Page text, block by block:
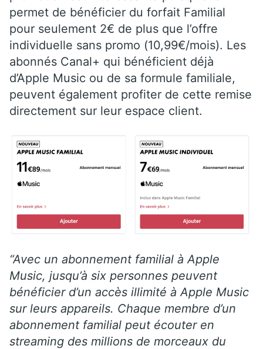
permet de bénéficier du forfait Familial
pour seulement 2€ de plus que l’offre
individuelle sans promo (10,99€/mois). Les
abonnés Canal+ qui bénéficient déjà
d’Apple Music ou de sa formule familiale,
peuvent également profiter de cette remise
directement sur leur espace client.
“Avec un abonnement familial à Apple
Music, jusqu’à six personnes peuvent
bénéficier d’un accès illimité à Apple Music
sur leurs appareils. Chaque membre d’un
abonnement familial peut écouter en
streaming des millions de morceaux du